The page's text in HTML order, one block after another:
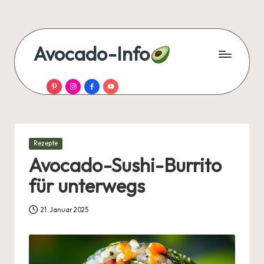
content
Avocado-Info
über
Rezepte,
Tipps
Wissen
auf
einen
Blick!
PinterestInstagramFacebook
YouTube
Posted
Rezepte
Avocado-Sushi-Burrito
für unterwegs
21. Januar 2025